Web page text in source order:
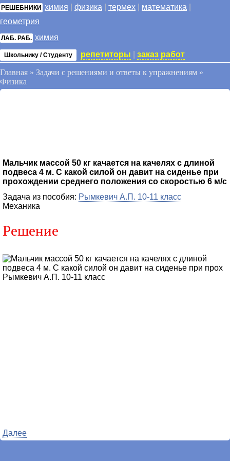
РЕШЕБНИКИ химия физика термех математика
геометрия
ЛАБ. РАБ. химия
Школьнику / Студенту репетиторы заказ работ
Главная » Задачи с решениями и ответы к упражнениям »
Физика
Мальчик массой 50 кг качается на качелях с длиной
подвеса 4 м. С какой силой он давит на сиденье при
прохождении среднего положения со скоростью 6 м/с
Задача из пособия: Рымкевич А.П. 10-11 класс
Механика
Решение
Далее